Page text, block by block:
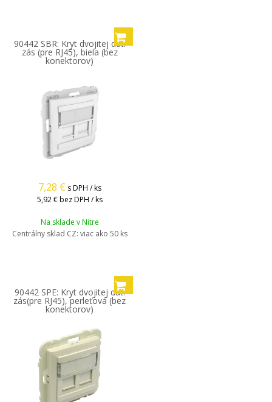
90442 SBR: Kryt dvojitej dát.
zás (pre RJ45), biela (bez
konektorov)
7,28 € s DPH / ks
5,92 € bez DPH / ks
Na sklade v Nitre
Centrálny sklad CZ: viac ako 50 ks
90442 SPE: Kryt dvojitej dát.
zás(pre RJ45), perleťová (bez
konektorov)